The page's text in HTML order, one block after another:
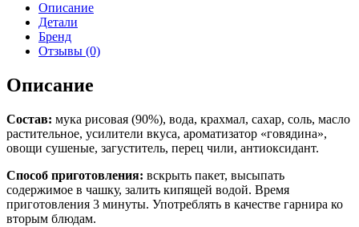
Описание
Детали
Бренд
Отзывы (0)
Описание
Состав: мука рисовая (90%), вода, крахмал, сахар, соль, масло
растительное, усилители вкуса, ароматизатор «говядина»,
овощи сушеные, загуститель, перец чили, антиоксидант.
Способ приготовления: вскрыть пакет, высыпать
содержимое в чашку, залить кипящей водой. Время
приготовления 3 минуты. Употреблять в качестве гарнира ко
вторым блюдам.